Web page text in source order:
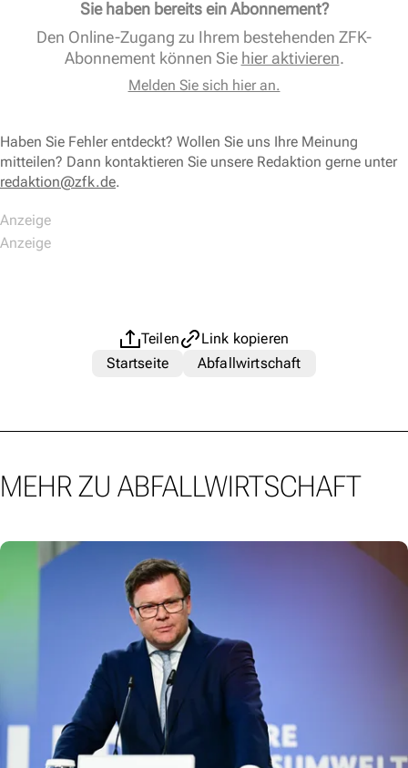
Sie haben bereits ein Abonnement?
Den Online-Zugang zu Ihrem bestehenden ZFK-
Abonnement können Sie hier aktivieren.
Melden Sie sich hier an.
Haben Sie Fehler entdeckt? Wollen Sie uns Ihre Meinung
mitteilen? Dann kontaktieren Sie unsere Redaktion gerne unter
redaktion@zfk.de.
Teilen
Link kopieren
Startseite
Abfallwirtschaft
MEHR ZU ABFALLWIRTSCHAFT